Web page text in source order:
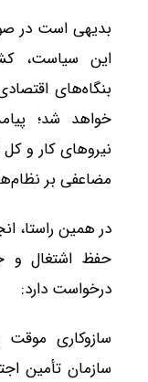
بدیهی است در
این سیاست،
بنگاه‌های
خواهد شد؛
نیروهای کار و
مضاعفی بر
در همین راستا،
حفظ اشتغال و
درخواست دارد:
سازوکاری موقت
سازمان تأمین